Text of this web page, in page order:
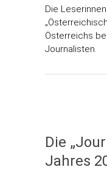
Die
Österreichs
Journalisten.
Die
Jahres